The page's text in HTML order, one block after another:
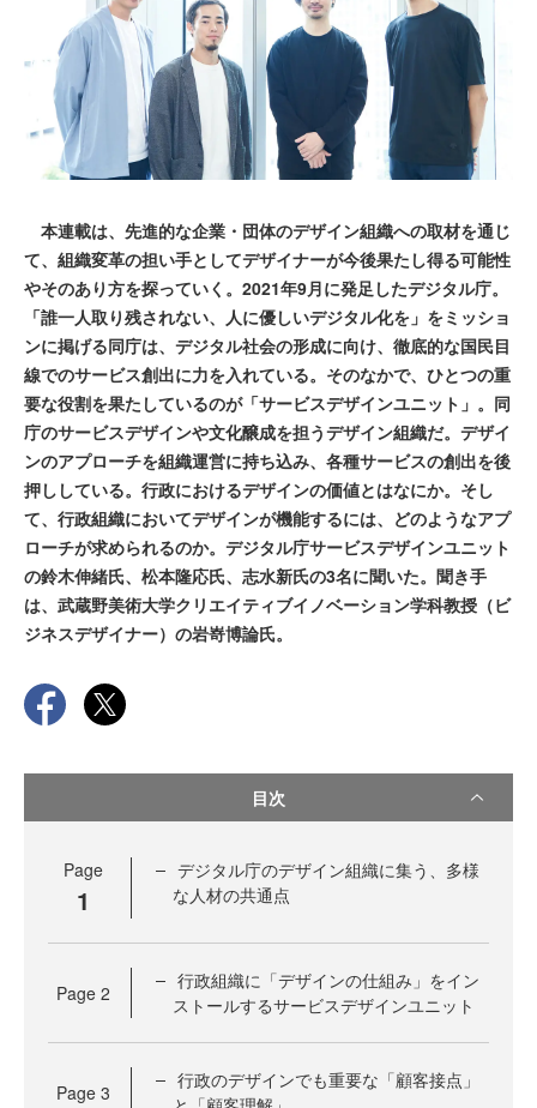
本連載は、先進的な企業・団体のデザイン組織への取材を通じ
て、組織変革の担い手としてデザイナーが今後果たし得る可能性
やそのあり方を探っていく。2021年9月に発足したデジタル庁。
「誰一人取り残されない、人に優しいデジタル化を」をミッショ
ンに掲げる同庁は、デジタル社会の形成に向け、徹底的な国民目
線でのサービス創出に力を入れている。そのなかで、ひとつの重
要な役割を果たしているのが「サービスデザインユニット」。同
庁のサービスデザインや文化醸成を担うデザイン組織だ。デザイ
ンのアプローチを組織運営に持ち込み、各種サービスの創出を後
押ししている。行政におけるデザインの価値とはなにか。そし
て、行政組織においてデザインが機能するには、どのようなアプ
ローチが求められるのか。デジタル庁サービスデザインユニット
の鈴木伸緒氏、松本隆応氏、志水新氏の3名に聞いた。聞き手
は、武蔵野美術大学クリエイティブイノベーション学科教授（ビ
ジネスデザイナー）の岩嵜博論氏。
目次
Page
1
デジタル庁のデザイン組織に集う、多様
な人材の共通点
Page 2
行政組織に「デザインの仕組み」をイン
ストールするサービスデザインユニット
Page 3
行政のデザインでも重要な「顧客接点」